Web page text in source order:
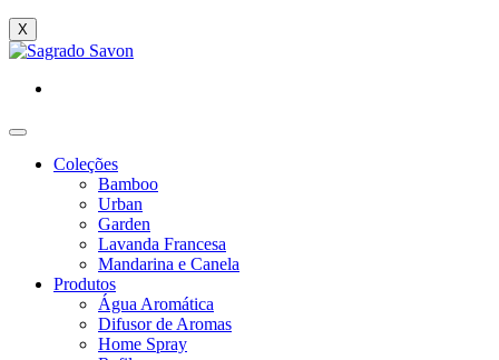
X
Coleções
Bamboo
Urban
Garden
Lavanda Francesa
Mandarina e Canela
Produtos
Água Aromática
Difusor de Aromas
Home Spray